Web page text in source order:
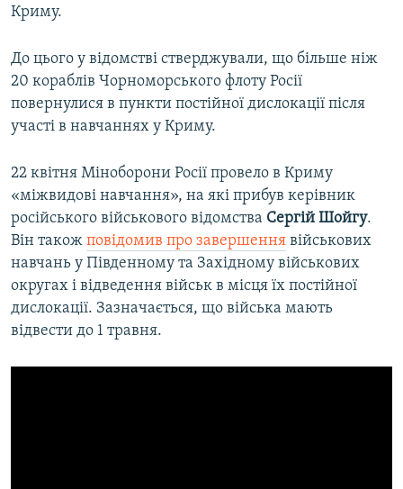
Криму.
До цього у відомстві стверджували, що більше ніж
20 кораблів Чорноморського флоту Росії
повернулися в пункти постійної дислокації після
участі в навчаннях у Криму.
22 квітня Міноборони Росії провело в Криму
«міжвидові навчання», на які прибув керівник
російського військового відомства Сергій Шойгу.
Він також повідомив про завершення військових
навчань у Південному та Західному військових
округах і відведення військ в місця їх постійної
дислокації. Зазначається, що війська мають
відвести до 1 травня.